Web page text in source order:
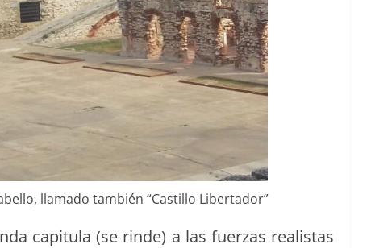
lla­ma­do tam­bién “Castil­lo Libertador”
capit­u­la (se rinde) a las fuerzas real­is­tas